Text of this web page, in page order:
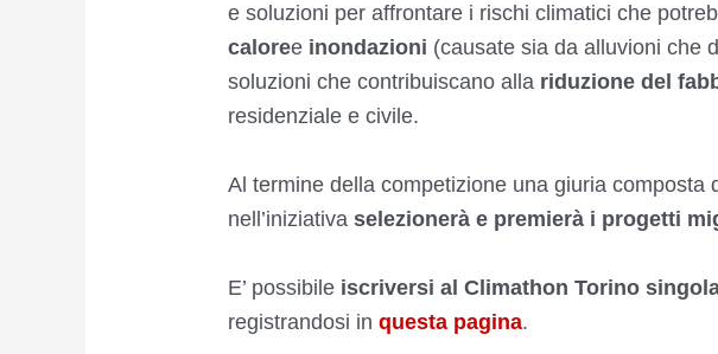
e soluzioni per affrontare i rischi climatici che
caloree inondazioni (causate sia da alluvioni che
soluzioni che contribuiscano alla riduzione del
residenziale e civile.
Al termine della competizione una giuria
nell’iniziativaselezionerà e premierà i progetti
E’ possibile iscriversi al Climathon Torino
registrandosi inquesta pagina.